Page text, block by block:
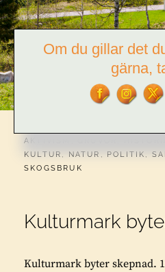
CATEGORIES:
AKTIVISM
KULTUR , NATUR , POLITIK ,
SKOGSBRUK
Kulturmark
Kulturmark byter skepnad.
Om du gillar det
gärna,